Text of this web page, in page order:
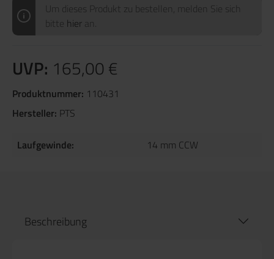
Um dieses Produkt zu bestellen, melden Sie sich
bitte hier an.
UVP: 165,00 €
Produktnummer: 110431
Hersteller: PTS
Laufgewinde: 14 mm CCW
Beschreibung